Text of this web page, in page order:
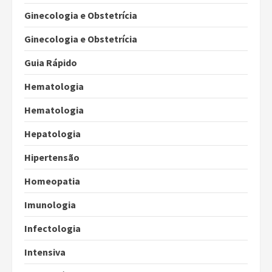
Ginecologia e Obstetrícia
Ginecologia e Obstetrícia
Guia Rápido
Hematologia
Hematologia
Hepatologia
Hipertensão
Homeopatia
Imunologia
Infectologia
Intensiva